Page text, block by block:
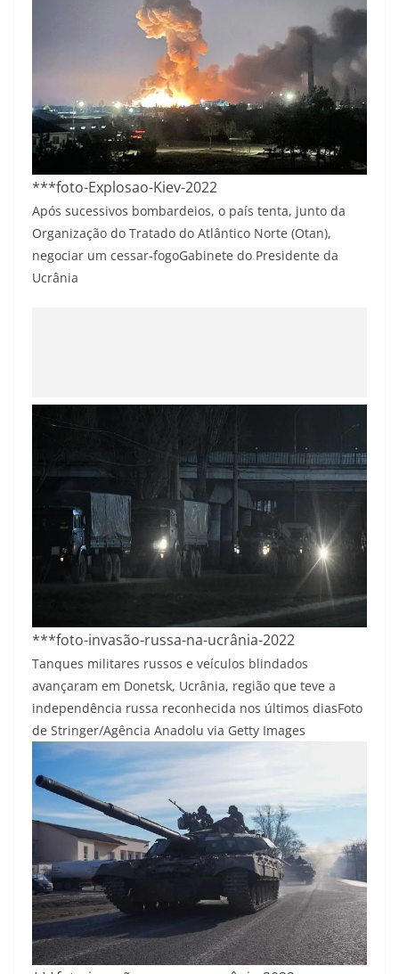
***foto-Explosao-Kiev-2022
Após sucessivos bombardeios, o país tenta, junto da
Organização do Tratado do Atlântico Norte (Otan),
negociar um cessar-fogoGabinete do Presidente da
Ucrânia
***foto-invasão-russa-na-ucrânia-2022
Tanques militares russos e veículos blindados
avançaram em Donetsk, Ucrânia, região que teve a
independência russa reconhecida nos últimos diasFoto
de Stringer/Agência Anadolu via Getty Images